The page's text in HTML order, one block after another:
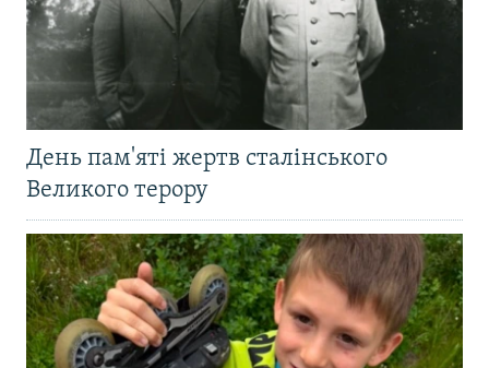
День пам'яті жертв сталінського
Великого терору